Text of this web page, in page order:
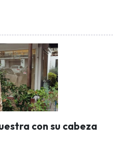
con su cabeza